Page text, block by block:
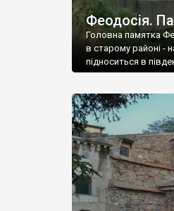
Феодосія.
Головна памятка
в старому районі -
підноситься в